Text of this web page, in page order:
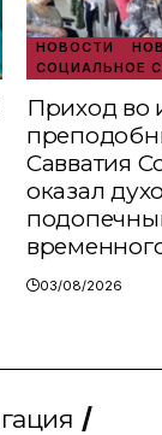
НОВОСТИ
СОЦИАЛЬНОЕ
Приход во
Савватия
оказал
03/08/2026